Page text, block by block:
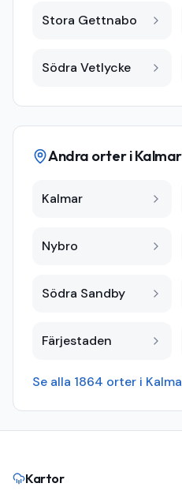
Stora Gettnabo
Södra Vetlycke
Andra orter i
Kalmar
Nybro
Södra Sandby
Färjestaden
Se alla 1864 orter i
Kartor